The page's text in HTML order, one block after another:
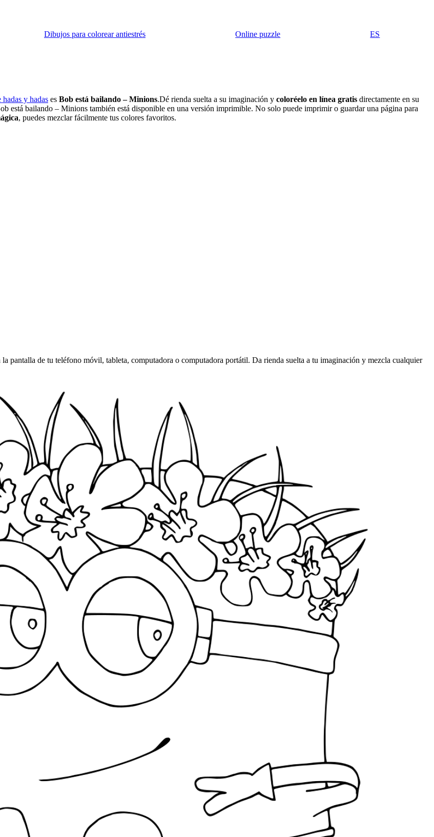
Dibujos para colorear antiestrés Online puzzle
ES
y hadas es Bob está bailando – Minions.Dé rienda suelta a su imaginación y coloréelo en línea gratis directamente en su
está bailando – Minions también está disponible en una versión imprimible. No solo puede imprimir o guardar una página para
, puedes mezclar fácilmente tus colores favoritos.
pantalla de tu teléfono móvil, tableta, computadora o computadora portátil. Da rienda suelta a tu imaginación y mezcla cualquier